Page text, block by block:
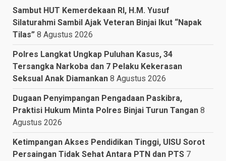
Sambut HUT Kemerdekaan RI, H.M. Yusuf
Silaturahmi Sambil Ajak Veteran Binjai Ikut “Napak
Tilas” 8 Agustus 2026
Polres Langkat Ungkap Puluhan Kasus, 34
Tersangka Narkoba dan 7 Pelaku Kekerasan
Seksual Anak Diamankan 8 Agustus 2026
Dugaan Penyimpangan Pengadaan Paskibra,
Praktisi Hukum Minta Polres Binjai Turun Tangan 8
Agustus 2026
Ketimpangan Akses Pendidikan Tinggi, UISU Sorot
Persaingan Tidak Sehat Antara PTN dan PTS 7